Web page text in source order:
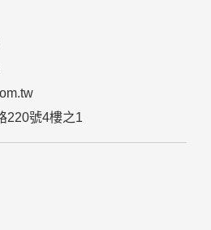
網站。但該連結網站不適用本網站
參考該連結網站中的隱私權保護政
之政策
出租或出售任何您的個人資料給其
公務機關，但有法律依據或合約義
220號4樓之1